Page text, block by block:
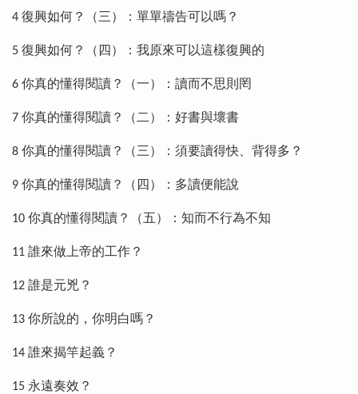
4 復興如何？（三）：單單禱告可以嗎？
5 復興如何？（四）：我原來可以這樣復興的
6 你真的懂得閱讀？（一）：讀而不思則罔
7 你真的懂得閱讀？（二）：好書與壞書
8 你真的懂得閱讀？（三）：須要讀得快、背得多？
9 你真的懂得閱讀？（四）：多讀便能說
10 你真的懂得閱讀？（五）：知而不行為不知
11 誰來做上帝的工作？
12 誰是元兇？
13 你所說的，你明白嗎？
14 誰來揭竿起義？
15 永遠奏效？